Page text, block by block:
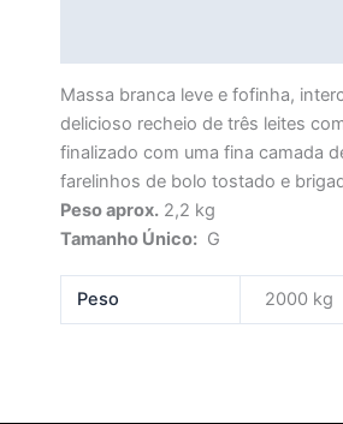
Massa branca leve e fofinha,
delicioso recheio de três leites
finalizado com uma fina camada
farelinhos de bolo tostado e
Peso aprox. 2,2 kg
Tamanho Único: G
Peso 2000 kg